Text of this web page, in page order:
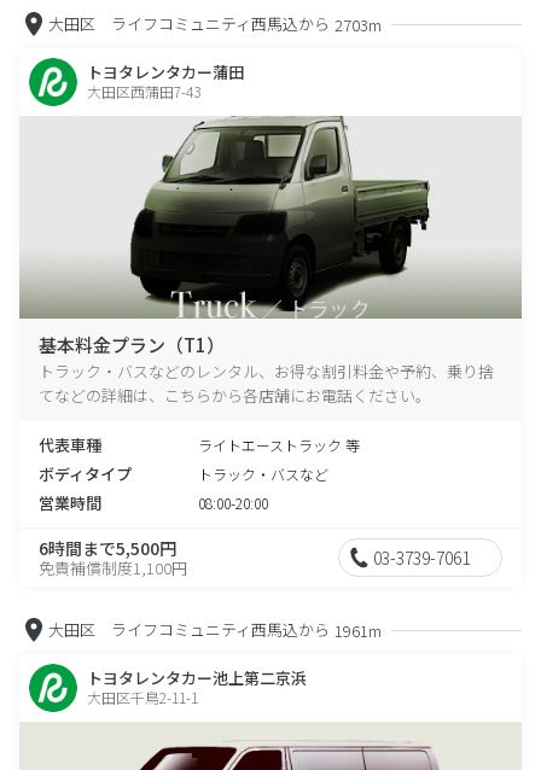
大田区 ライフコミュニティ西馬込から 2703m
トヨタレンタカー蒲田
大田区西蒲田7-43
基本料金プラン（T1）
トラック・バスなどのレンタル、お得な割引料金や予約、乗り捨
てなどの詳細は、こちらから各店舗にお電話ください。
代表車種 ライトエーストラック 等
ボディタイプ トラック・バスなど
営業時間 08:00-20:00
6時間まで5,500円
免責補償制度1,100円 03-3739-7061
大田区 ライフコミュニティ西馬込から 1961m
トヨタレンタカー池上第二京浜
大田区千鳥2-11-1